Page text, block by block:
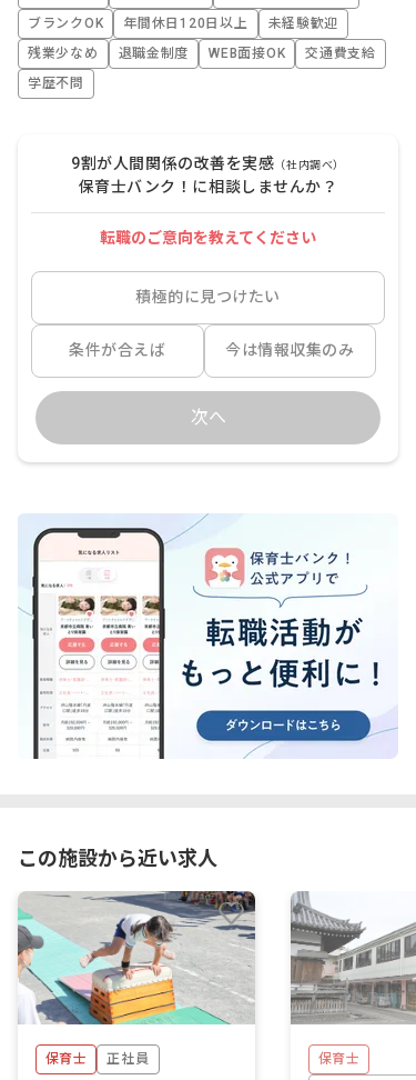
ブランクOK
年間休日120日以上
未経験歓迎
残業少なめ
退職金制度 WEB面接OK
交通費支給
学歴不問
9割が人間関係の改善を実感 （社内調べ）
保育士バンク！に相談しませんか？
転職のご意向を教えてください
積極的に見つけたい
条件が合えば 今は情報収集のみ
次へ
この施設から近い求人
保育士 正社員 保育士